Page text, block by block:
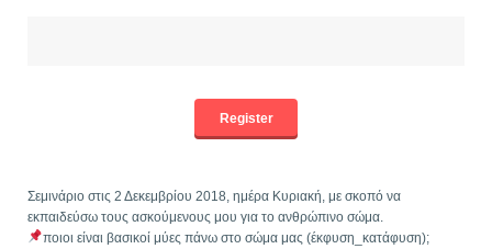
Σεμινάριο στις 2 Δεκεμβρίου 2018, ημέρα Κυριακή, με σκοπό να
εκπαιδεύσω τους ασκούμενους μου για το ανθρώπινο σώμα.
ποιοι είναι βασικοί μύες πάνω στο σώμα μας (έκφυση_κατάφυση);